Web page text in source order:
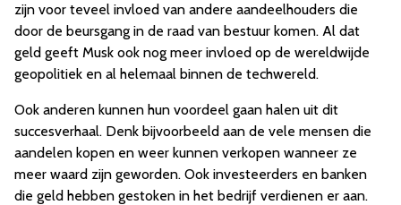
zijn voor teveel invloed van andere aandeelhouders die
door de beursgang in de raad van bestuur komen. Al dat
geld geeft Musk ook nog meer invloed op de wereldwijde
geopolitiek en al helemaal binnen de techwereld.
Ook anderen kunnen hun voordeel gaan halen uit dit
succesverhaal. Denk bijvoorbeeld aan de vele mensen die
aandelen kopen en weer kunnen verkopen wanneer ze
meer waard zijn geworden. Ook investeerders en banken
die geld hebben gestoken in het bedrijf verdienen er aan.